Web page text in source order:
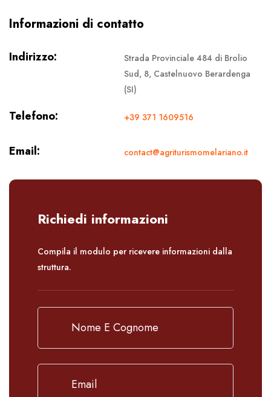
Informazioni di contatto
Indirizzo:
Strada Provinciale 484 di Brolio
Sud, 8, Castelnuovo Berardenga
(SI)
Telefono: +39 371 1609516
Email: contact@agriturismomelariano.it
Richiedi informazioni
Compila il modulo per ricevere informazioni dalla
struttura.